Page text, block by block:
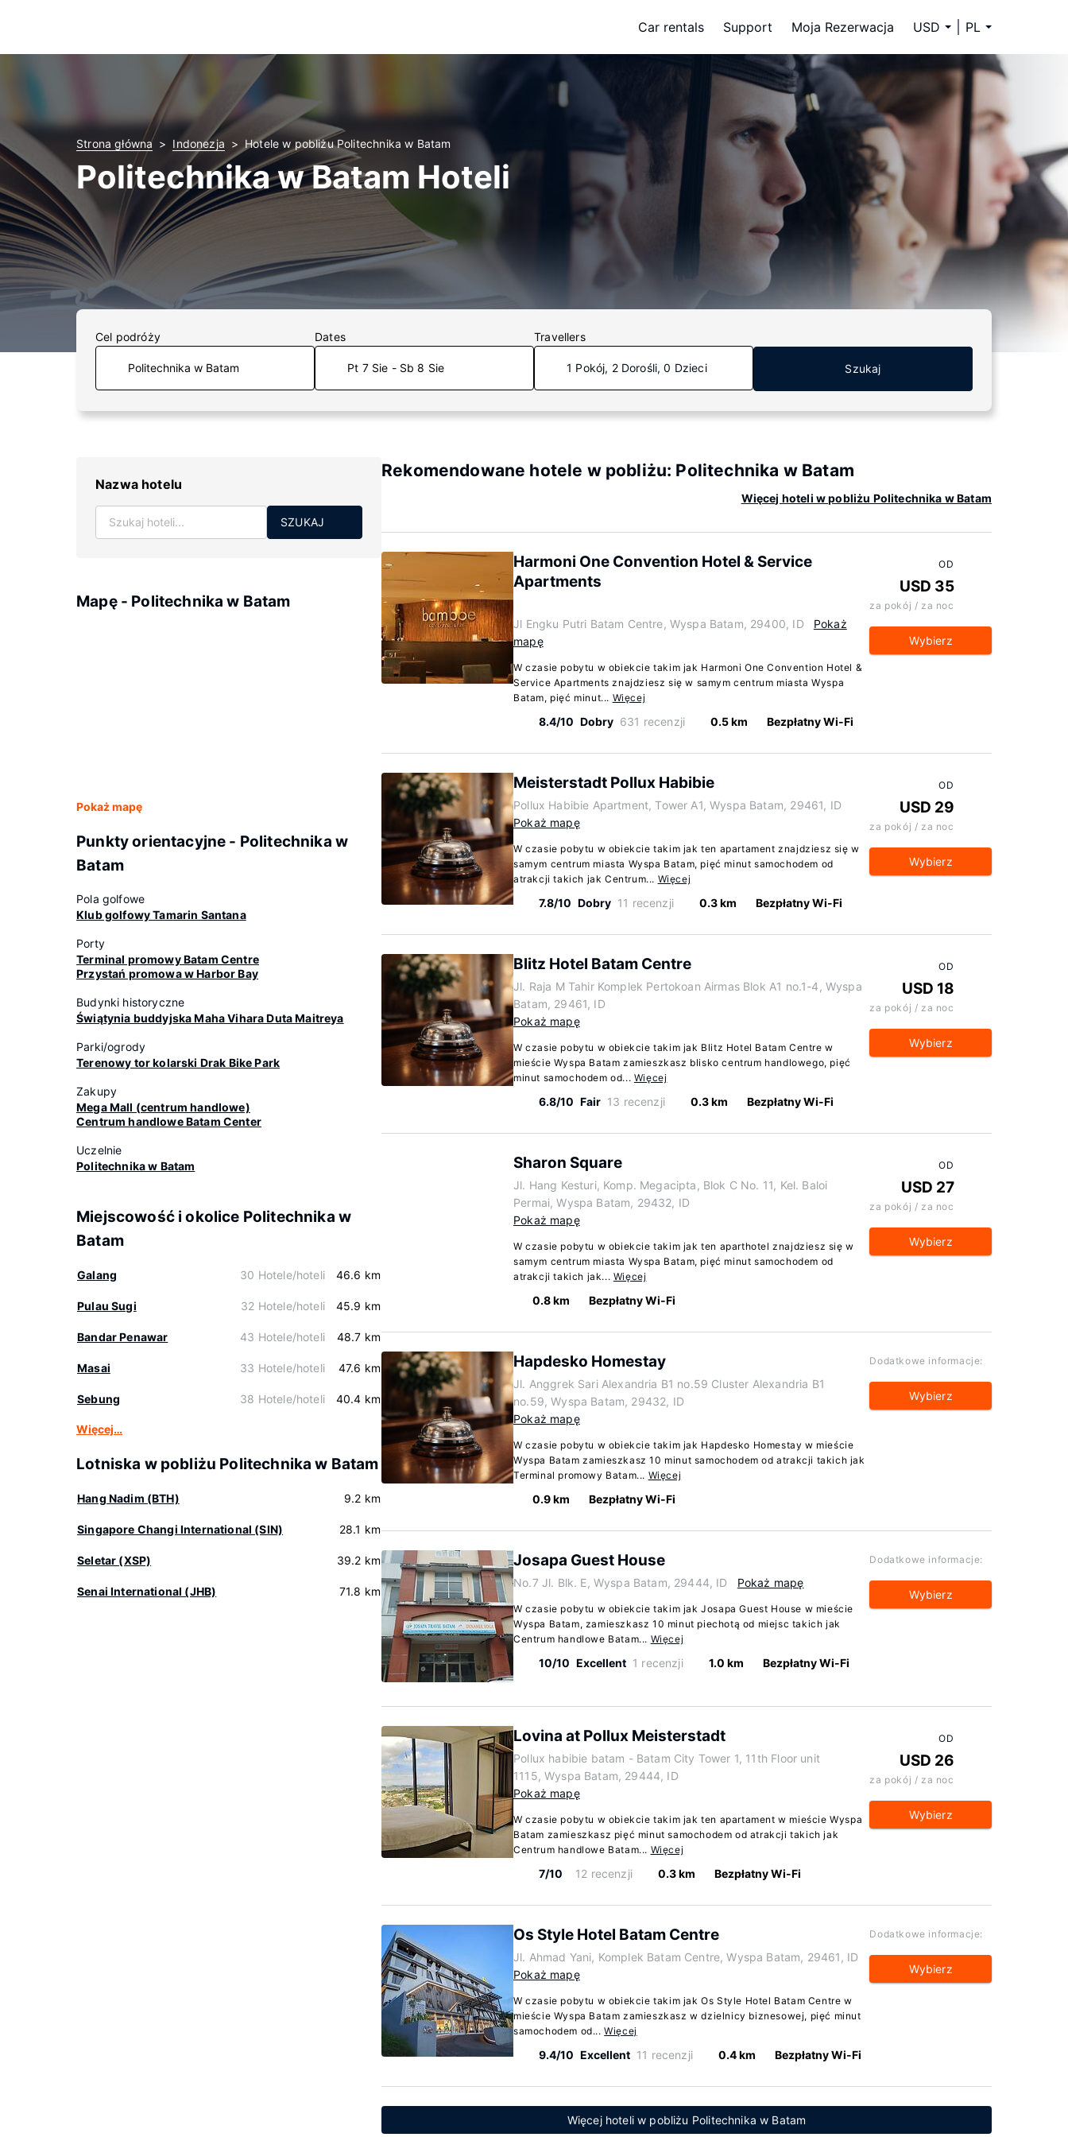
Car rentals Support Moja Rezerwacja USD PL
Strona główna Indonezja Hotele w pobliżu Politechnika w Batam
Politechnika w Batam Hoteli
Cel podróży Dates
Pt 7 Sie - Sb 8 Sie
Travellers
1 Pokój, 2 Dorośli, 0 Dzieci Szukaj
Nazwa hotelu
SZUKAJ
Mapę - Politechnika w Batam
Pokaż mapę
Punkty orientacyjne - Politechnika w
Batam
Pola golfowe
Klub golfowy Tamarin Santana
Porty
Terminal promowy Batam Centre
Przystań promowa w Harbor Bay
Budynki historyczne
Świątynia buddyjska Maha Vihara Duta Maitreya
Parki/ogrody
Terenowy tor kolarski Drak Bike Park
Zakupy
Mega Mall (centrum handlowe)
Centrum handlowe Batam Center
Uczelnie
Politechnika w Batam
Miejscowość i okolice Politechnika w
Batam
Galang 30 Hotele/hoteli 46.6 km
Pulau Sugi 32 Hotele/hoteli 45.9 km
Bandar Penawar 43 Hotele/hoteli 48.7 km
Masai 33 Hotele/hoteli 47.6 km
Sebung 38 Hotele/hoteli 40.4 km
Więcej…
Lotniska w pobliżu Politechnika w Batam
Hang Nadim (BTH) 9.2 km
Singapore Changi International (SIN) 28.1 km
Seletar (XSP) 39.2 km
Senai International (JHB) 71.8 km
Rekomendowane hotele w pobliżu: Politechnika w Batam
Więcej hoteli w pobliżu Politechnika w Batam
Harmoni One Convention Hotel & Service
Apartments
Jl Engku Putri Batam Centre, Wyspa Batam, 29400, ID
Pokaż
mapę
W czasie pobytu w obiekcie takim jak Harmoni One Convention Hotel &
Service Apartments znajdziesz się w samym centrum miasta Wyspa
Batam, pięć minut... Więcej
8.4/10 Dobry 631 recenzji 0.5 km Bezpłatny Wi-Fi
OD
USD 35
za pokój / za noc
Wybierz
Meisterstadt Pollux Habibie
Pollux Habibie Apartment, Tower A1, Wyspa Batam, 29461, ID
Pokaż mapę
W czasie pobytu w obiekcie takim jak ten apartament znajdziesz się w
samym centrum miasta Wyspa Batam, pięć minut samochodem od
atrakcji takich jak Centrum... Więcej
7.8/10 Dobry 11 recenzji 0.3 km Bezpłatny Wi-Fi
OD
USD 29
za pokój / za noc
Wybierz
Blitz Hotel Batam Centre
Jl. Raja M Tahir Komplek Pertokoan Airmas Blok A1 no.1-4, Wyspa
Batam, 29461, ID
Pokaż mapę
W czasie pobytu w obiekcie takim jak Blitz Hotel Batam Centre w
mieście Wyspa Batam zamieszkasz blisko centrum handlowego, pięć
minut samochodem od... Więcej
6.8/10 Fair 13 recenzji 0.3 km Bezpłatny Wi-Fi
OD
USD 18
za pokój / za noc
Wybierz
Sharon Square
Jl. Hang Kesturi, Komp. Megacipta, Blok C No. 11, Kel. Baloi
Permai, Wyspa Batam, 29432, ID
Pokaż mapę
W czasie pobytu w obiekcie takim jak ten aparthotel znajdziesz się w
samym centrum miasta Wyspa Batam, pięć minut samochodem od
atrakcji takich jak... Więcej
0.8 km Bezpłatny Wi-Fi
OD
USD 27
za pokój / za noc
Wybierz
Hapdesko Homestay
Jl. Anggrek Sari Alexandria B1 no.59 Cluster Alexandria B1
no.59, Wyspa Batam, 29432, ID
Pokaż mapę
W czasie pobytu w obiekcie takim jak Hapdesko Homestay w mieście
Wyspa Batam zamieszkasz 10 minut samochodem od atrakcji takich jak
Terminal promowy Batam... Więcej
0.9 km Bezpłatny Wi-Fi
Dodatkowe informacje:
Wybierz
Josapa Guest House
No.7 Jl. Blk. E, Wyspa Batam, 29444, ID Pokaż mapę
W czasie pobytu w obiekcie takim jak Josapa Guest House w mieście
Wyspa Batam, zamieszkasz 10 minut piechotą od miejsc takich jak
Centrum handlowe Batam... Więcej
10/10 Excellent 1 recenzji 1.0 km Bezpłatny Wi-Fi
Dodatkowe informacje:
Wybierz
Lovina at Pollux Meisterstadt
Pollux habibie batam - Batam City Tower 1, 11th Floor unit
1115, Wyspa Batam, 29444, ID
Pokaż mapę
W czasie pobytu w obiekcie takim jak ten apartament w mieście Wyspa
Batam zamieszkasz pięć minut samochodem od atrakcji takich jak
Centrum handlowe Batam... Więcej
7/10 12 recenzji 0.3 km Bezpłatny Wi-Fi
OD
USD 26
za pokój / za noc
Wybierz
Os Style Hotel Batam Centre
Jl. Ahmad Yani, Komplek Batam Centre, Wyspa Batam, 29461, ID
Pokaż mapę
W czasie pobytu w obiekcie takim jak Os Style Hotel Batam Centre w
mieście Wyspa Batam zamieszkasz w dzielnicy biznesowej, pięć minut
samochodem od...Więcej
9.4/10 Excellent 11 recenzji 0.4 km Bezpłatny Wi-Fi
Dodatkowe informacje:
Wybierz
Więcej hoteli w pobliżu Politechnika w Batam